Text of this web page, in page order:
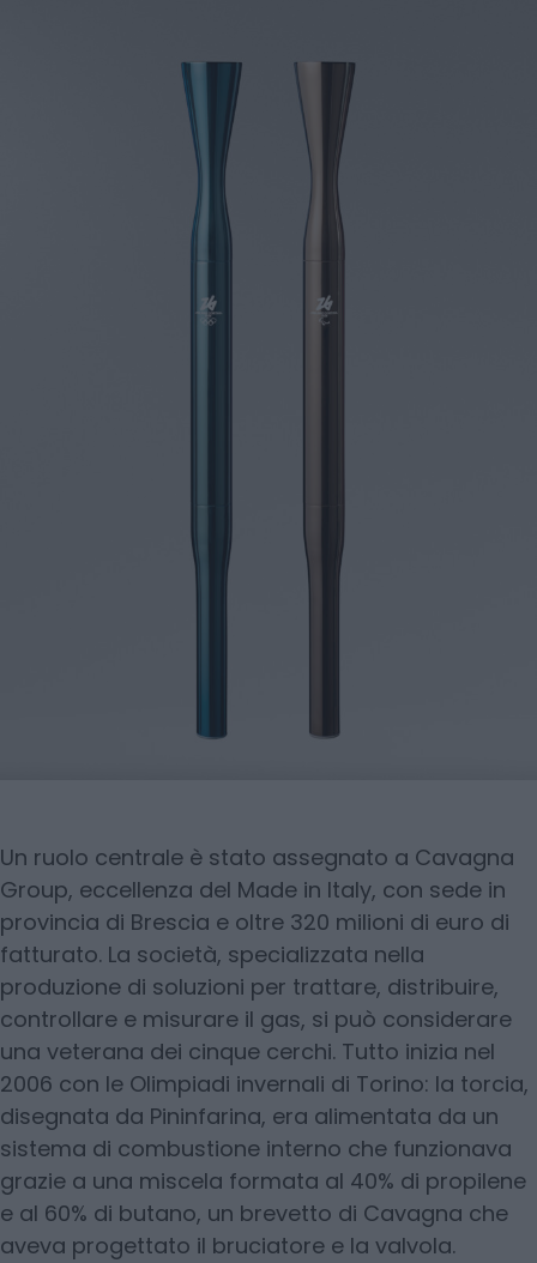
Un ruolo centrale è stato assegnato a Cavagna
Group, eccellenza del Made in Italy, con sede in
provincia di Brescia e oltre 320 milioni di euro di
fatturato. La società, specializzata nella
produzione di soluzioni per trattare, distribuire,
controllare e misurare il gas, si può considerare
una veterana dei cinque cerchi. Tutto inizia nel
2006 con le Olimpiadi invernali di Torino: la torcia,
disegnata da Pininfarina, era alimentata da un
sistema di combustione interno che funzionava
grazie a una miscela formata al 40% di propilene
e al 60% di butano, un brevetto di Cavagna che
aveva progettato il bruciatore e la valvola.